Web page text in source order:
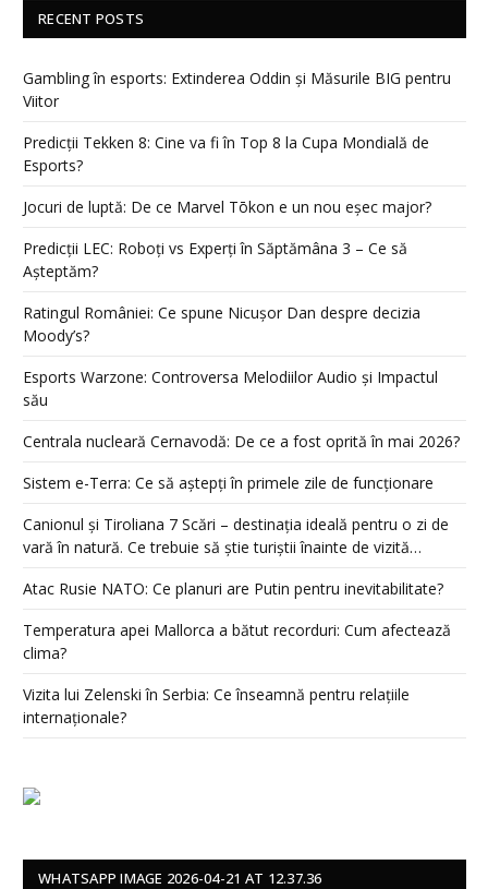
RECENT POSTS
Gambling în esports: Extinderea Oddin și Măsurile BIG pentru
Viitor
Predicții Tekken 8: Cine va fi în Top 8 la Cupa Mondială de
Esports?
Jocuri de luptă: De ce Marvel Tōkon e un nou eșec major?
Predicții LEC: Roboți vs Experți în Săptămâna 3 – Ce să
Așteptăm?
Ratingul României: Ce spune Nicușor Dan despre decizia
Moody’s?
Esports Warzone: Controversa Melodiilor Audio și Impactul
său
Centrala nucleară Cernavodă: De ce a fost oprită în mai 2026?
Sistem e-Terra: Ce să aștepți în primele zile de funcționare
Canionul și Tiroliana 7 Scări – destinația ideală pentru o zi de
vară în natură. Ce trebuie să știe turiștii înainte de vizită…
Atac Rusie NATO: Ce planuri are Putin pentru inevitabilitate?
Temperatura apei Mallorca a bătut recorduri: Cum afectează
clima?
Vizita lui Zelenski în Serbia: Ce înseamnă pentru relațiile
internaționale?
WHATSAPP IMAGE 2026-04-21 AT 12.37.36